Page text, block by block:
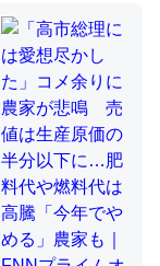
回収されないけ
ばするほど分
た。調べたら